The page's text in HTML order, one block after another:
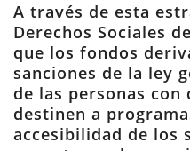
A través de esta
Derechos Sociales
que los fondos
sanciones de la ley
de las personas con
destinen a
accesibilidad de los